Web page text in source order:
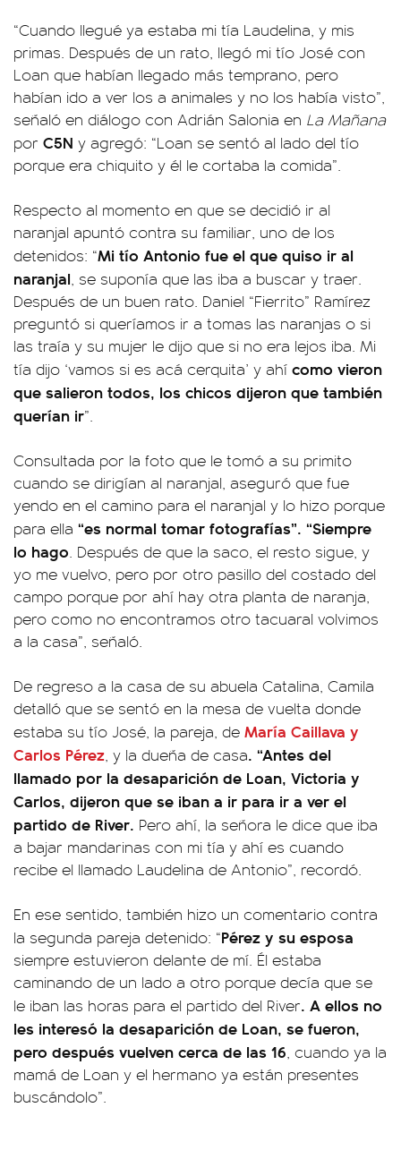
“Cuando llegué ya estaba mi tía Laudelina, y mis
primas. Después de un rato, llegó mi tío José con
Loan que habían llegado más temprano, pero
habían ido a ver los a animales y no los había visto”,
señaló en diálogo con Adrián Salonia en La Mañana
por C5N y agregó: “Loan se sentó al lado del tío
porque era chiquito y él le cortaba la comida”.
Respecto al momento en que se decidió ir al
naranjal apuntó contra su familiar, uno de los
detenidos: “Mi tío Antonio fue el que quiso ir al
naranjal, se suponía que las iba a buscar y traer.
Después de un buen rato. Daniel “Fierrito” Ramírez
preguntó si queríamos ir a tomas las naranjas o si
las traía y su mujer le dijo que si no era lejos iba. Mi
tía dijo ‘vamos si es acá cerquita’ y ahí como vieron
que salieron todos, los chicos dijeron que también
querían ir”.
Consultada por la foto que le tomó a su primito
cuando se dirigían al naranjal, aseguró que fue
yendo en el camino para el naranjal y lo hizo porque
para ella “es normal tomar fotografías”. “Siempre
lo hago. Después de que la saco, el resto sigue, y
yo me vuelvo, pero por otro pasillo del costado del
campo porque por ahí hay otra planta de naranja,
pero como no encontramos otro tacuaral volvimos
a la casa”, señaló.
De regreso a la casa de su abuela Catalina, Camila
detalló que se sentó en la mesa de vuelta donde
estaba su tío José, la pareja, de María Caillava y
Carlos Pérez, y la dueña de casa. “Antes del
llamado por la desaparición de Loan, Victoria y
Carlos, dijeron que se iban a ir para ir a ver el
partido de River. Pero ahí, la señora le dice que iba
a bajar mandarinas con mi tía y ahí es cuando
recibe el llamado Laudelina de Antonio”, recordó.
En ese sentido, también hizo un comentario contra
la segunda pareja detenido: “Pérez y su esposa
siempre estuvieron delante de mí. Él estaba
caminando de un lado a otro porque decía que se
le iban las horas para el partido del River. A ellos no
les interesó la desaparición de Loan, se fueron,
pero después vuelven cerca de las 16, cuando ya la
mamá de Loan y el hermano ya están presentes
buscándolo”.